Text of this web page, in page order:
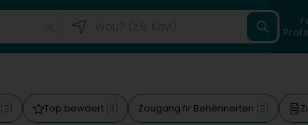
(2) Top bewäert (3) Zougang fir Behënnerten (2)